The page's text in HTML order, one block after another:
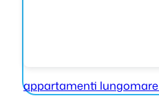
appartamenti